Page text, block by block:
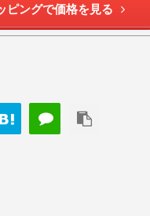
ピングで価格を見る